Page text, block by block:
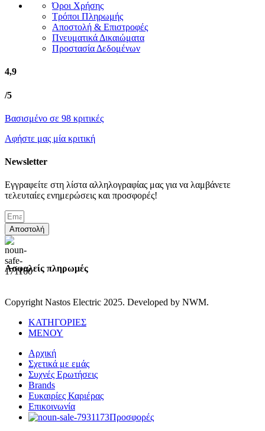
Όροι Χρήσης
Τρόποι Πληρωμής
Αποστολή & Επιστροφές
Πνευματικά Δικαιώματα
Προστασία Δεδομένων
4,9
/5
Βασισμένο σε 98 κριτικές
Αφήστε μας μία κριτική
Newsletter
Εγγραφείτε στη λίστα αλληλογραφίας μας για να λαμβάνετε
τελευταίες ενημερώσεις και προσφορές!
Αποστολή
Ασφαλείς πληρωμές
Copyright Nastos Electric 2025. Developed by NWM.
ΚΑΤΗΓΟΡΙΕΣ
ΜΕΝΟΥ
Αρχική
Σχετικά με εμάς
Συχνές Ερωτήσεις
Brands
Ευκαιρίες Καριέρας
Επικοινωνία
Προσφορές